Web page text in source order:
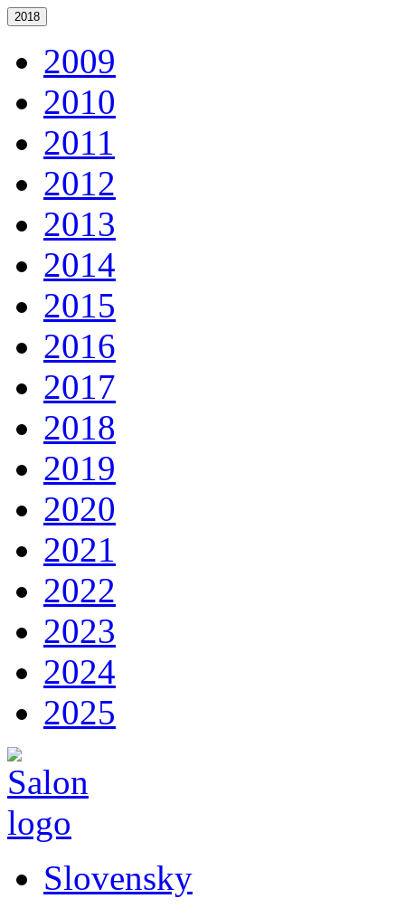
2018
2009
2010
2011
2012
2013
2014
2015
2016
2017
2018
2019
2020
2021
2022
2023
2024
2025
Slovensky